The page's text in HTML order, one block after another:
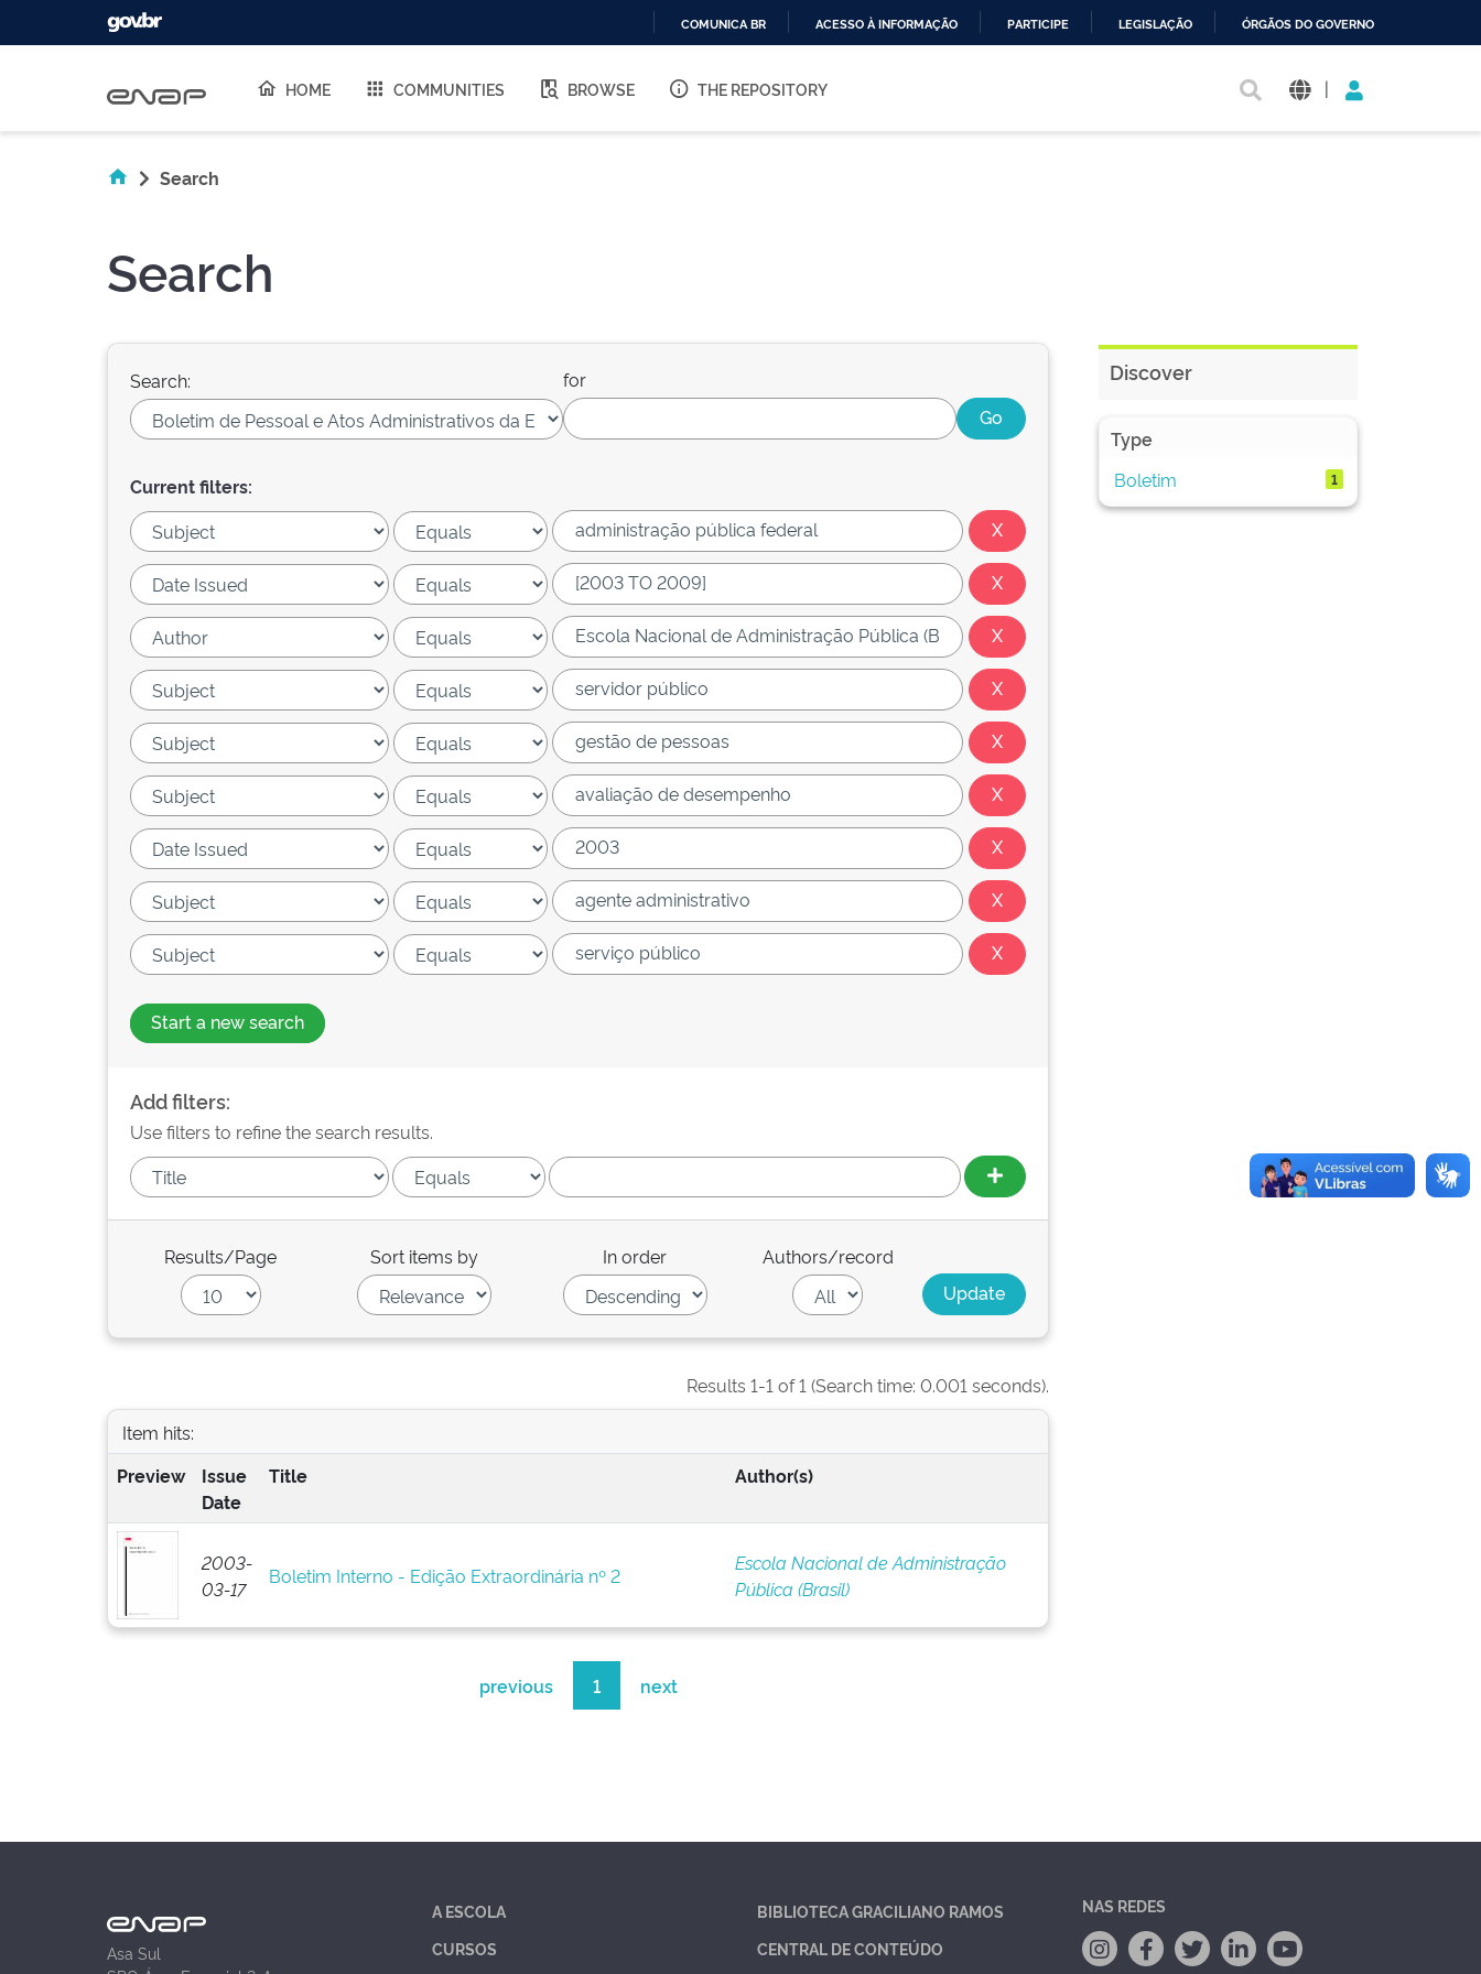
O
COMUNICA BR ACESSO À INFORMAÇÃO PARTICIPE LEGISLAÇÃO ÓRGÃOS DO GOVERNO
HOME COMMUNITIES BROWSE THE REPOSITORY |
Search
Search
Search: for
Current filters:
Start a new search
Add filters:
Use filters to refine the search results.
Results/Page Sort items by In order Authors/record
Results 1-1 of 1 (Search time: 0.001 seconds).
Item hits:
Preview
Issue
Date
Title Author(s)
2003-
03-17
Boletim Interno - Edição Extraordinária nº 2
Escola Nacional de Administração
Pública (Brasil)
previous 1 next
Discover
Type
Boletim
1
Asa Sul
A ESCOLA
CURSOS
BIBLIOTECA GRACILIANO RAMOS
CENTRAL DE CONTEÚDO
NAS REDES